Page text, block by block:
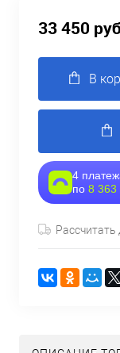
33 450
В
4
по 8 363
Рассчитать